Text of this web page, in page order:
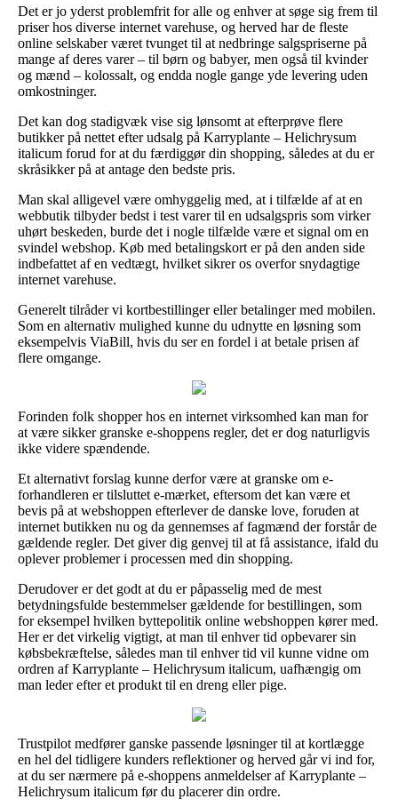
Det er jo yderst problemfrit for alle og enhver at søge sig frem til
priser hos diverse internet varehuse, og herved har de fleste
online selskaber været tvunget til at nedbringe salgspriserne på
mange af deres varer – til børn og babyer, men også til kvinder
og mænd – kolossalt, og endda nogle gange yde levering uden
omkostninger.
Det kan dog stadigvæk vise sig lønsomt at efterprøve flere
butikker på nettet efter udsalg på Karryplante – Helichrysum
italicum forud for at du færdiggør din shopping, således at du er
skråsikker på at antage den bedste pris.
Man skal alligevel være omhyggelig med, at i tilfælde af at en
webbutik tilbyder bedst i test varer til en udsalgspris som virker
uhørt beskeden, burde det i nogle tilfælde være et signal om en
svindel webshop. Køb med betalingskort er på den anden side
indbefattet af en vedtægt, hvilket sikrer os overfor snydagtige
internet varehuse.
Generelt tilråder vi kortbestillinger eller betalinger med mobilen.
Som en alternativ mulighed kunne du udnytte en løsning som
eksempelvis ViaBill, hvis du ser en fordel i at betale prisen af
flere omgange.
Forinden folk shopper hos en internet virksomhed kan man for
at være sikker granske e-shoppens regler, det er dog naturligvis
ikke videre spændende.
Et alternativt forslag kunne derfor være at granske om e-
forhandleren er tilsluttet e-mærket, eftersom det kan være et
bevis på at webshoppen efterlever de danske love, foruden at
internet butikken nu og da gennemses af fagmænd der forstår de
gældende regler. Det giver dig genvej til at få assistance, ifald du
oplever problemer i processen med din shopping.
Derudover er det godt at du er påpasselig med de mest
betydningsfulde bestemmelser gældende for bestillingen, som
for eksempel hvilken byttepolitik online webshoppen kører med.
Her er det virkelig vigtigt, at man til enhver tid opbevarer sin
købsbekræftelse, således man til enhver tid vil kunne vidne om
ordren af Karryplante – Helichrysum italicum, uafhængig om
man leder efter et produkt til en dreng eller pige.
Trustpilot medfører ganske passende løsninger til at kortlægge
en hel del tidligere kunders reflektioner og herved går vi ind for,
at du ser nærmere på e-shoppens anmeldelser af Karryplante –
Helichrysum italicum før du placerer din ordre.